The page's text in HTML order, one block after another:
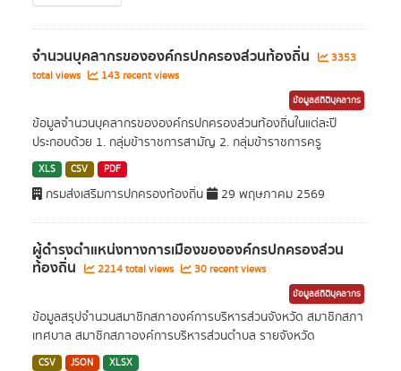
จำนวนบุคลากรขององค์กรปกครองส่วนท้องถิ่น
3353
total views
143 recent views
ข้อมูลสถิติบุคลากร
ข้อมูลจำนวนบุคลากรขององค์กรปกครองส่วนท้องถิ่นในแต่ละปี
ประกอบด้วย 1. กลุ่มข้าราชการสามัญ 2. กลุ่มข้าราชการครู
XLS CSV PDF
กรมส่งเสริมการปกครองท้องถิ่น 29 พฤษภาคม 2569
ผู้ดำรงตำแหน่งทางการเมืองขององค์กรปกครองส่วน
ท้องถิ่น 2214 total views 30 recent views
ข้อมูลสถิติบุคลากร
ข้อมูลสรุปจำนวนสมาชิกสภาองค์การบริหารส่วนจังหวัด สมาชิกสภา
เทศบาล สมาชิกสภาองค์การบริหารส่วนตำบล รายจังหวัด
CSV JSON XLSX